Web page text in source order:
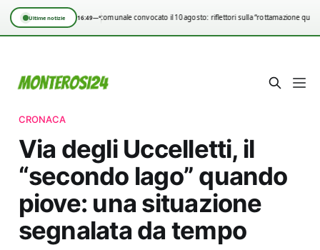
Ultime notizie 16:49—°
Consiglio comunale convocato il 10 agosto: riflettori sulla “rottamazione
CRONACA
Via degli Uccelletti, il
“secondo lago” quando
piove: una situazione
segnalata da tempo